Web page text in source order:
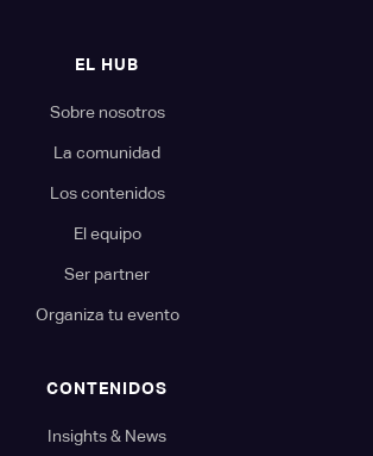
EL HUB
Sobre nosotros
La comunidad
Los contenidos
El equipo
Ser partner
Organiza tu evento
CONTENIDOS
Insights & News